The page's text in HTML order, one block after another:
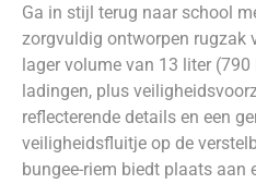
Ga in stijl terug naar school
zorgvuldig ontworpen rugzak
lager volume van 13 liter
ladingen, plus
reflecterende details en een
veiligheidsfluitje op de
bungee-riem biedt plaats aan